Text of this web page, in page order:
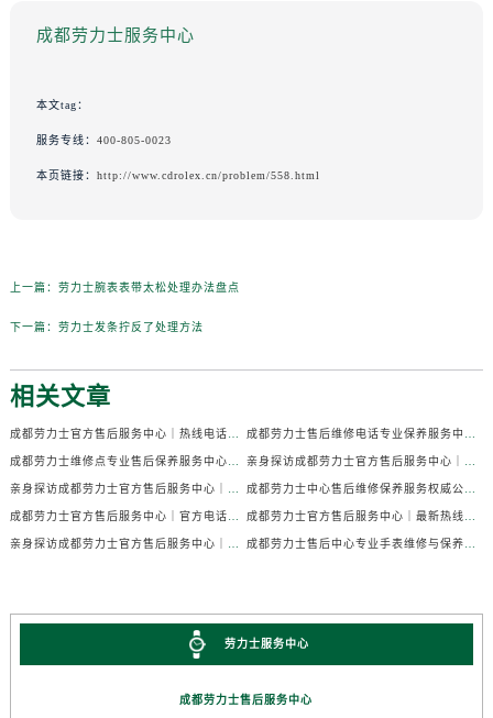
成都劳力士服务中心
本文tag：
服务专线： 400-805-0023
本页链接： http://www.cdrolex.cn/problem/558.html
上一篇： 劳力士腕表表带太松处理办法盘点
下一篇： 劳力士发条拧反了处理方法
相关文章
劳力士服务中心
成都劳力士售后服务中心